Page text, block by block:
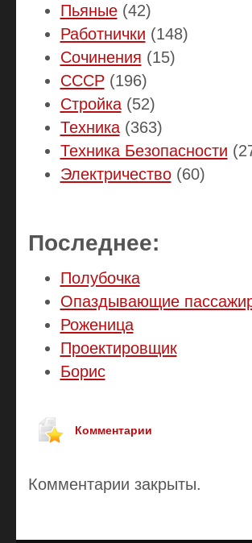
Пьяные(42)
Работнички (148)
Сочинения (15)
СССР(196)
Стройка(52)
Техника(363)
Техника Безопасности
Электричество(60)
Последнее:
Полубочка
Опаздывающие
Роженица
Проектировщик
Борис
Комментарии
Комментарии закрыты.